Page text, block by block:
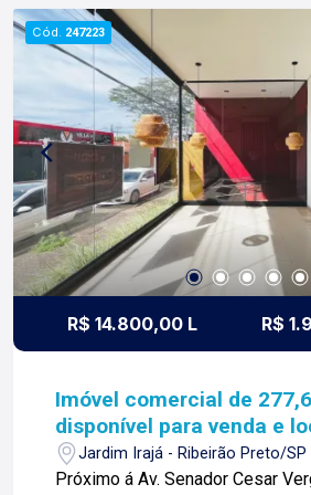
contato. Lago é Relacionamento! Esta é a nossa
missão, nosso propósito e o
de tudo que fazemos. Todos os
construímos laços fortes e
nossos proprietários e clientes.
Cód. 247223
R$ 14.800,00 L R$
Imóvel comercial de
disponível para venda e
Jardim Irajá - Ribeirão Preto/SP
Próximo á Av. Senador Cesar